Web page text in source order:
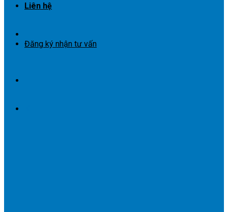
Liên hệ
Đăng ký nhận tư vấn